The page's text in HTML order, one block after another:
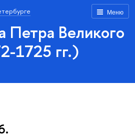
Меню
Петра Великого
1725 гг.)